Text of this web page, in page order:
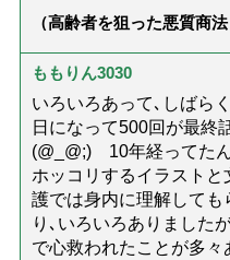
（高齢者を狙った悪質商
ないための4つの対策「騙
すい人の特徴は？」【社会
ももりん3030
いろいろあって､しばら
日になって500回が最終
(@_@;) 10年経ってた
ホッコリするイラスト
護では身内に理解しても
り､いろいろありました
で心救われたことが多